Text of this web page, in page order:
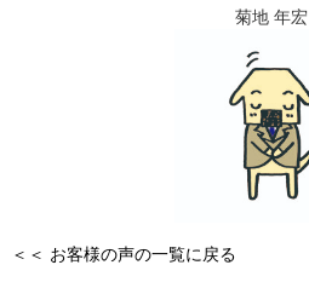
菊地 年宏
＜＜ お客様の声の一覧に戻る